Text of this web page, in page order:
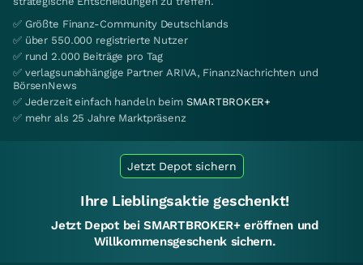
✅ Größte Finanz-Community Deutschlands
✅ über 550.000 registrierte Nutzer
✅ rund 2.000 Beiträge pro Tag
✅ verlagsunabhängige Partner ARIVA, FinanzNachrichten und
BörsenNews
✅ Jederzeit einfach handeln beim SMARTBROKER+
✅ mehr als 25 Jahre Marktpräsenz
Jetzt Depot sichern
Ihre Lieblingsaktie geschenkt!
Jetzt Depot bei SMARTBROKER+ eröffnen und
Willkommensgeschenk sichern.